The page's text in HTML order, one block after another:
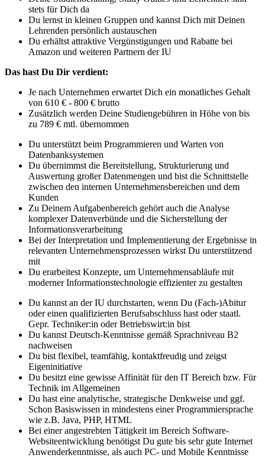
stets für Dich da
Du lernst in kleinen Gruppen und kannst Dich mit Deinen
Lehrenden persönlich austauschen
Du erhältst attraktive Vergünstigungen und Rabatte bei
Amazon und weiteren Partnern der IU
Das hast Du Dir verdient:
Je nach Unternehmen erwartet Dich ein monatliches Gehalt
von 610 € - 800 € brutto
Zusätzlich werden Deine Studiengebühren in Höhe von bis
zu 789 € mtl. übernommen
Du unterstützt beim Programmieren und Warten von
Datenbanksystemen
Du übernimmst die Bereitstellung, Strukturierung und
Auswertung großer Datenmengen und bist die Schnittstelle
zwischen den internen Unternehmensbereichen und dem
Kunden
Zu Deinem Aufgabenbereich gehört auch die Analyse
komplexer Datenverbünde und die Sicherstellung der
Informationsverarbeitung
Bei der Interpretation und Implementierung der Ergebnisse in
relevanten Unternehmensprozessen wirkst Du unterstützend
mit
Du erarbeitest Konzepte, um Unternehmensabläufe mit
moderner Informationstechnologie effizienter zu gestalten
Du kannst an der IU durchstarten, wenn Du (Fach-)Abitur
oder einen qualifizierten Berufsabschluss hast oder staatl.
Gepr. Techniker:in oder Betriebswirt:in bist
Du kannst Deutsch-Kenntnisse gemäß Sprachniveau B2
nachweisen
Du bist flexibel, teamfähig, kontaktfreudig und zeigst
Eigeninitiative
Du besitzt eine gewisse Affinität für den IT Bereich bzw. Für
Technik im Allgemeinen
Du hast eine analytische, strategische Denkweise und ggf.
Schon Basiswissen in mindestens einer Programmiersprache
wie z.B. Java, PHP, HTML
Bei einer angestrebten Tätigkeit im Bereich Software-
Websiteentwicklung benötigst Du gute bis sehr gute Internet
Anwenderkenntnisse, als auch PC- und Mobile Kenntnisse